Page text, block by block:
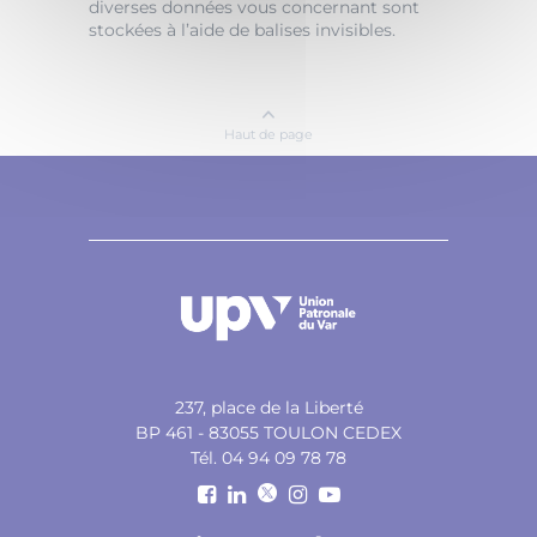
diverses données vous concernant sont
stockées à l’aide de balises invisibles.
Haut de page
237, place de la Liberté
BP 461 - 83055 TOULON CEDEX
Tél. 04 94 09 78 78